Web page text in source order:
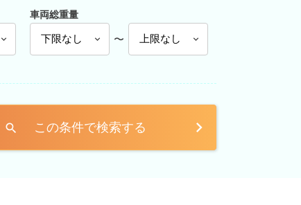
車両総重量
〜
search この条件で検索する